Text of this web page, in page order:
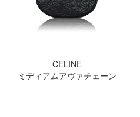
CELINE
ミディアムアヴァチェーン